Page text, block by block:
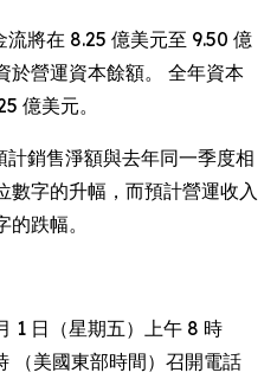
將在 8.25 億美元至 9.50 億
於營運資本餘額。 全年資本
億美元。
銷售淨額與去年同一季度相
數字的升幅，而預計營運收入
跌幅。
1 日（星期五）上午 8 時
（美國東部時間）召開電話